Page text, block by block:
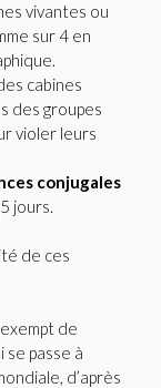
vivantes ou
sur 4 en
cabines
des groupes
violer leurs
conjugales
jours.
de ces
de
passe à
d’après